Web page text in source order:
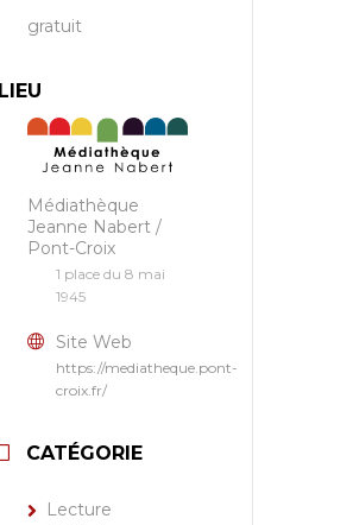
gratuit
LIEU
Médiathèque
Jeanne Nabert /
Pont-Croix
1 place du 8 mai
1945
Site Web
https://mediatheque.pont-
croix.fr/
CATÉGORIE
Lecture